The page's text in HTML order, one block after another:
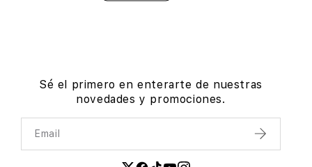
Sé el primero en enterarte de nuestras
novedades y promociones.
Email